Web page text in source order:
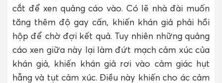
cắt để xen quảng cáo vào. Có lẽ nhà đài muốn
tăng thêm độ gay cấn, khiến khán giả phải hồi
hộp để chờ đợi kết quả. Tuy nhiên những quảng
cáo xen giữa này lại làm đứt mạch cảm xúc của
khán giả, khiến khán giả rơi vào cảm giác hụt
hẫng và tụt cảm xúc. Điều này khiến cho ác cảm